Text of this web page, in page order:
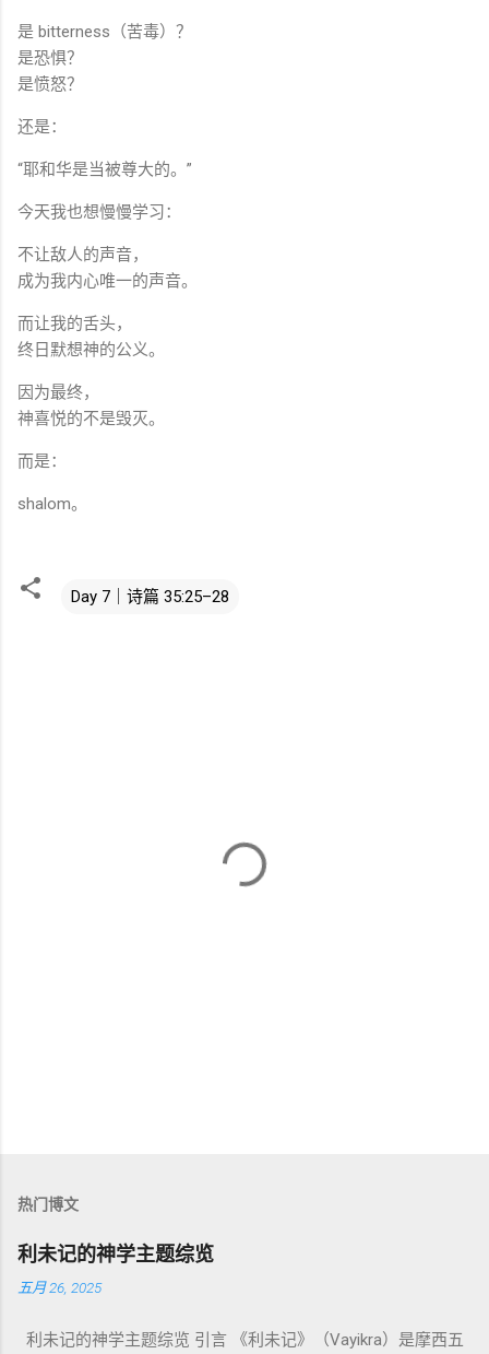
是 bitterness（苦毒）？
是恐惧？
是愤怒？
还是：
“耶和华是当被尊大的。”
今天我也想慢慢学习：
不让敌人的声音，
成为我内心唯一的声音。
而让我的舌头，
终日默想神的公义。
因为最终，
神喜悦的不是毁灭。
而是：
shalom。
Day 7｜诗篇 35:25–28
热门博文
利未记的神学主题综览
五月 26, 2025
利未记的神学主题综览 引言 《利未记》（Vayikra）是摩西五